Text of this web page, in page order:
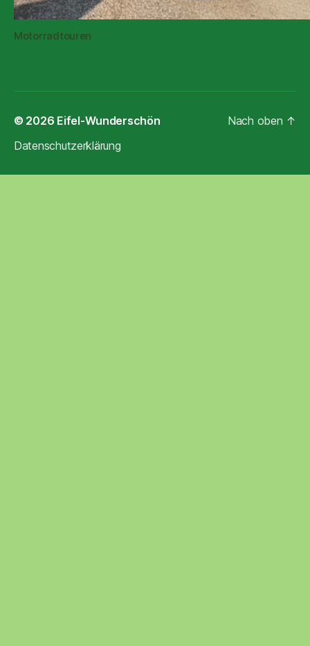
Motorradtouren
© 2026 Eifel-Wunderschön
Datenschutzerklärung
Nach oben ↑